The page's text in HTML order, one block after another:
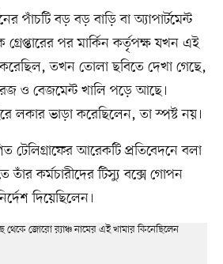
পাঁচটি বড় বড় বাড়ি বা অ্যাপার্টমেন্ট
পর মার্কিন কর্তৃপক্ষ যখন এই
করেছিল, তখন তোলা ছবিতে দেখা গেছে,
ও বেজমেন্ট খালি পড়ে আছে।
লকার ভাড়া করেছিলেন, তা স্পষ্ট নয়।
টেলিগ্রাফের আরেকটি প্রতিবেদনে বলা
তাঁর কর্মচারীদের টিস্যু বক্সে গোপন
দিয়েছিলেন।